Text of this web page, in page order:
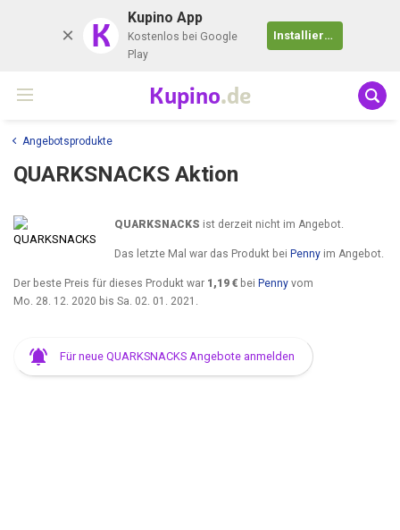
K Kupino App
Kostenlos bei Google
Play
Installieren
Kupino.de
Angebotsprodukte
QUARKSNACKS Aktion
QUARKSNACKS ist derzeit nicht im Angebot.
Das letzte Mal war das Produkt bei Pennyim Angebot.
Der beste Preis für dieses Produkt war 1,19 € bei Penny vom
Mo. 28. 12. 2020 bis Sa. 02. 01. 2021
Für neue QUARKSNACKS Angebote anmelden